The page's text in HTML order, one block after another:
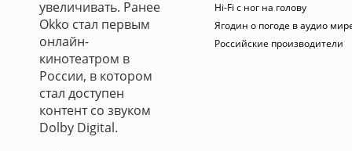
увеличивать. Ранее
Okko стал первым
онлайн-
кинотеатром в
России, в котором
стал доступен
контент со звуком
Dolby Digital.
Hi-Fi с ног на голову
Ягодин о погоде в аудио
Российские производители